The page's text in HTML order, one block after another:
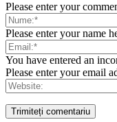
Please enter your
Please enter your name
You have entered an
Please enter your email